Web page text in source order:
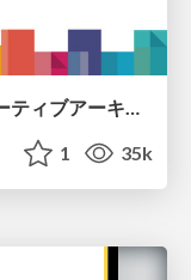
AWS IoT を用いた DeNA オートモーティブアーキテクチャ / DeNA Techcon 2018 Houchi Hiroyoshi
1 35k